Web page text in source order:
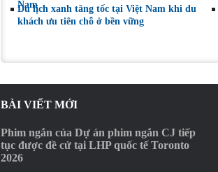
Nam
Du lịch xanh tăng tốc tại Việt Nam khi du
khách ưu tiên chỗ ở bền vững
BÀI VIẾT MỚI
Phim ngắn của Dự án phim ngắn CJ tiếp
tục được đề cử tại LHP quốc tế Toronto
2026